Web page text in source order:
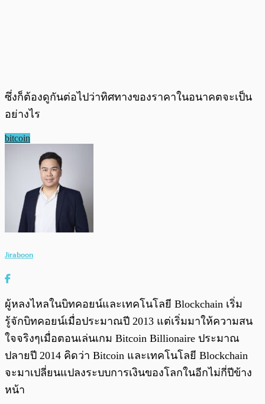
ซึ่งก็ต้องดูกันต่อไปว่าทิศทางของราคาในอนาคตจะเป็น
อย่างไร
bitcoin
Jiraboon
ผู้หลงไหลในบิทคอยน์และเทคโนโลยี Blockchain เริ่ม
รู้จักบิทคอยน์เมื่อประมาณปี 2013 แต่เริ่มมาให้ความสน
ใจจริงๆเมื่อตอนเล่นเกม Bitcoin Billionaire ประมาณ
ปลายปี 2014 คิดว่า Bitcoin และเทคโนโลยี Blockchain
จะมาเปลี่ยนแปลงระบบการเงินของโลกในอีกไม่กี่ปีข้าง
หน้า